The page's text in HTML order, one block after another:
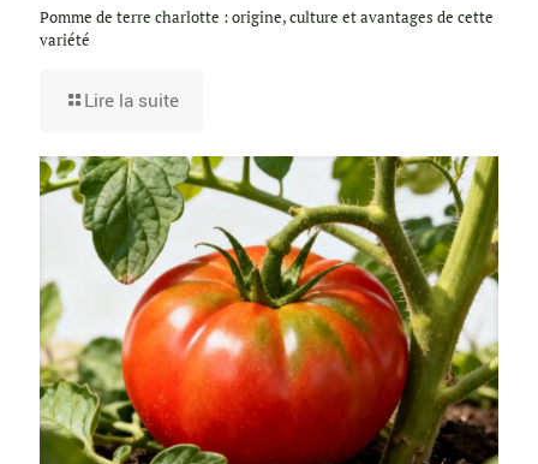
Pomme de terre charlotte : origine, culture et avantages de cette
variété
Lire la suite